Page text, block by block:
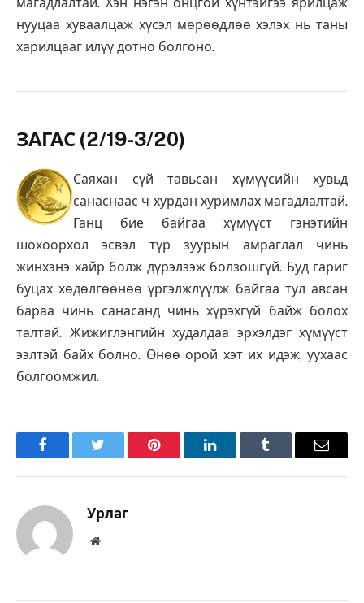
магадлалтай. Хэн нэгэн онцгой хүнтэйгээ ярилцаж
нууцаа хуваалцаж хүсэл мөрөөдлөө хэлэх нь таны
харилцааг илүү дотно болгоно.
ЗАГАС (2/19-3/20)
Саяхан сүй тавьсан хүмүүсийн хувьд
санаснаас ч хурдан хуримлах магадлалтай.
Ганц бие байгаа хүмүүст гэнэтийн
шохоорхол эсвэл түр зуурын амраглал чинь
жинхэнэ хайр болж дүрэлзэж болзошгүй. Буд гариг
буцах хөдөлгөөнөө үргэлжлүүлж байгаа тул авсан
бараа чинь санасанд чинь хүрэхгүй байж болох
талтай. Жижиглэнгийн худалдаа эрхэлдэг хүмүүст
ээлтэй байх болно. Өнөө орой хэт их идэж, уухаас
болгоомжил.
FacebookTwitter Pinterest LinkedInTumblr Имэйл
Урлаг
Вэбсайт